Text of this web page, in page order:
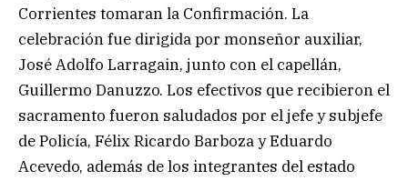
Corrientes tomaran la Confirmación. La
celebración fue dirigida por monseñor auxiliar,
José Adolfo Larragain, junto con el capellán,
Guillermo Danuzzo. Los efectivos que recibieron el
sacramento fueron saludados por el jefe y subjefe
de Policía, Félix Ricardo Barboza y Eduardo
Acevedo, además de los integrantes del estado